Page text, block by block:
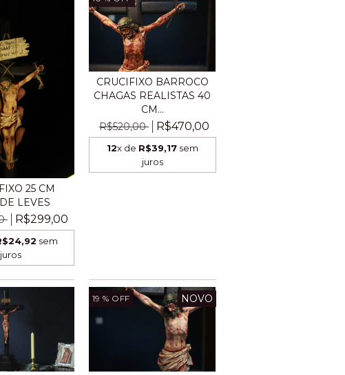
25 CM
LEVES
R$299,00
sem
juros
CRUCIFIXO BARROCO
CHAGAS REALISTAS 40
CM...
R$520,00
R$470,00
12x de R$39,17sem
juros
19 % OFF NOVO